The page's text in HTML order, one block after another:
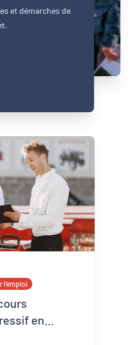
et démarches de
l’emploi
en